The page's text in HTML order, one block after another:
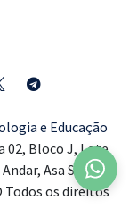
e Educação
02, Bloco J, Lote
Asa Sul,
Todos os direitos